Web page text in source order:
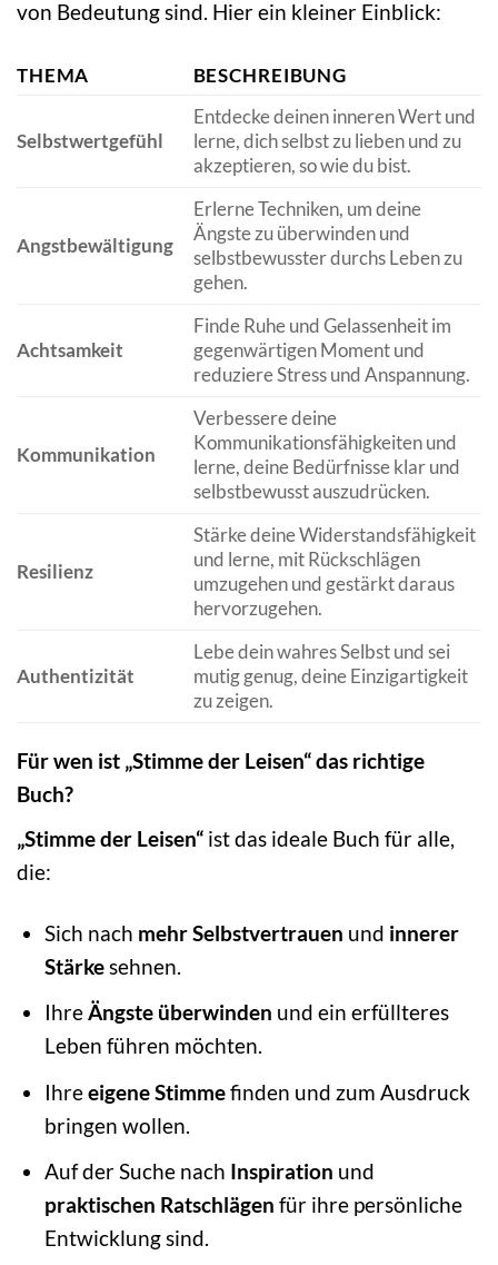
von Bedeutung sind. Hier ein kleiner Einblick:
THEMA BESCHREIBUNG
Selbstwertgefühl
Entdecke deinen inneren Wert und
lerne, dich selbst zu lieben und zu
akzeptieren, so wie du bist.
Angstbewältigung
Erlerne Techniken, um deine
Ängste zu überwinden und
selbstbewusster durchs Leben zu
gehen.
Achtsamkeit
Finde Ruhe und Gelassenheit im
gegenwärtigen Moment und
reduziere Stress und Anspannung.
Kommunikation
Verbessere deine
Kommunikationsfähigkeiten und
lerne, deine Bedürfnisse klar und
selbstbewusst auszudrücken.
Resilienz
Stärke deine Widerstandsfähigkeit
und lerne, mit Rückschlägen
umzugehen und gestärkt daraus
hervorzugehen.
Authentizität
Lebe dein wahres Selbst und sei
mutig genug, deine Einzigartigkeit
zu zeigen.
Für wen ist „Stimme der Leisen“ das richtige
Buch?
„Stimme der Leisen“ ist das ideale Buch für alle,
die:
Sich nach mehr Selbstvertrauen und innerer
Stärkesehnen.
IhreÄngste überwinden und ein erfüllteres
Leben führen möchten.
Ihreeigene Stimmefinden und zum Ausdruck
bringen wollen.
Auf der Suche nach Inspiration und
praktischen Ratschlägen für ihre persönliche
Entwicklung sind.